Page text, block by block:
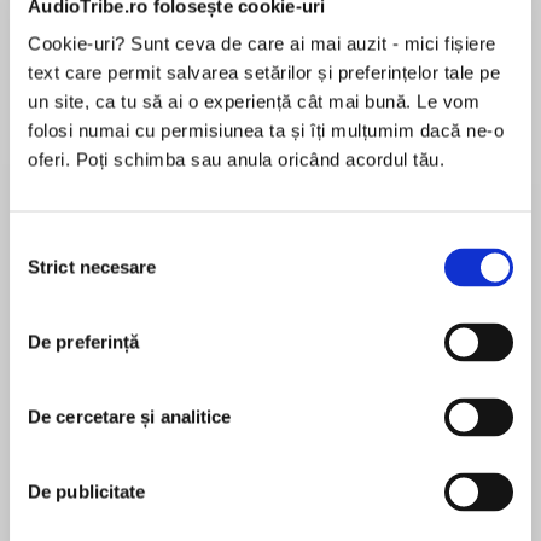
AudioTribe.ro folosește cookie-uri
Cookie-uri? Sunt ceva de care ai mai auzit - mici fișiere
text care permit salvarea setărilor și preferințelor tale pe
un site, ca tu să ai o experiență cât mai bună. Le vom
folosi numai cu permisiunea ta și îți mulțumim dacă ne-o
oferi. Poți schimba sau anula oricând acordul tău.
consimțământului
Strict necesare
De preferință
De cercetare și analitice
De publicitate
Desprecarte
The debut novel by a British writer with nearly
two decades of African experience – a
events.
British lawyer Paula Shackleton is mourning a
suit accosts her over breakfast in a Boston
hotel. Winston Peabody represents the African
arbitration case with its giant neighbour. He
pentru această carte
Michela Wrong is a distinguished international